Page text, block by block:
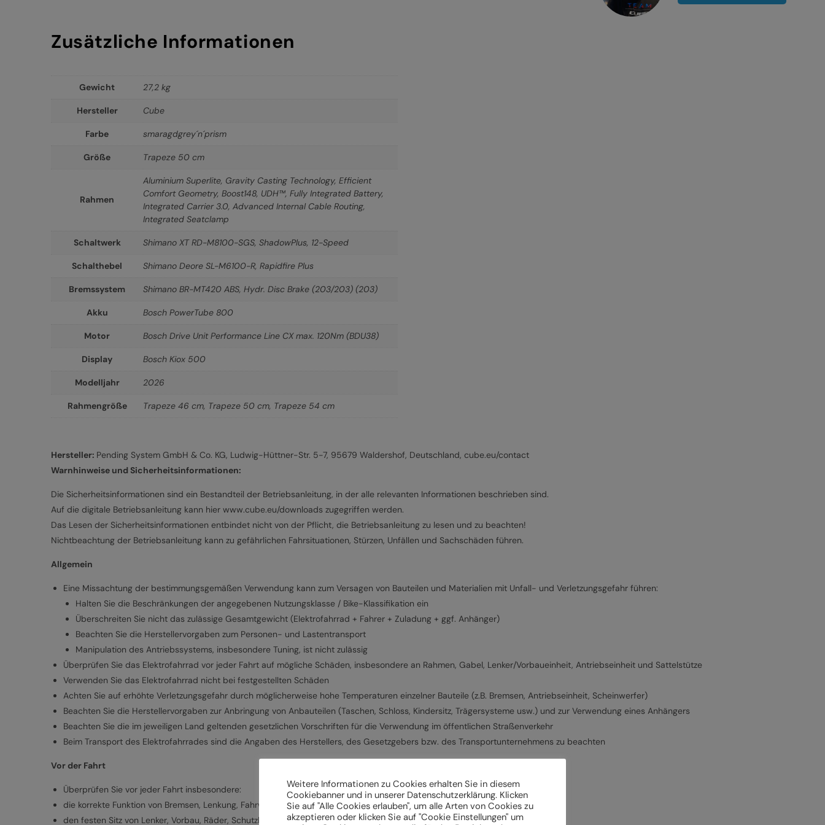
Zusätzliche Informationen
Gewicht 27,2 kg
Hersteller Cube
Farbe smaragdgrey´n´prism
Größe Trapeze 50 cm
Rahmen
Aluminium Superlite, Gravity Casting Technology, Efficient
Comfort Geometry, Boost148, UDH™, Fully Integrated Battery,
Integrated Carrier 3.0, Advanced Internal Cable Routing,
Integrated Seatclamp
Schaltwerk Shimano XT RD-M8100-SGS, ShadowPlus, 12-Speed
Schalthebel Shimano Deore SL-M6100-R, Rapidfire Plus
Bremssystem Shimano BR-MT420 ABS, Hydr. Disc Brake (203/203) (203)
Akku Bosch PowerTube 800
Motor Bosch Drive Unit Performance Line CX max. 120Nm (BDU38)
Display Bosch Kiox 500
Modelljahr 2026
Rahmengröße Trapeze 46 cm, Trapeze 50 cm, Trapeze 54 cm
Hersteller: Pending System GmbH & Co. KG, Ludwig-Hüttner-Str. 5-7, 95679 Waldershof, Deutschland, cube.eu/contact
Warnhinweise und Sicherheitsinformationen:
Die Sicherheitsinformationen sind ein Bestandteil der Betriebsanleitung, in der alle relevanten Informationen beschrieben sind.
Auf die digitale Betriebsanleitung kann hier www.cube.eu/downloads zugegriffen werden.
Das Lesen der Sicherheitsinformationen entbindet nicht von der Pflicht, die Betriebsanleitung zu lesen und zu beachten!
Nichtbeachtung der Betriebsanleitung kann zu gefährlichen Fahrsituationen, Stürzen, Unfällen und Sachschäden führen.
Allgemein
Eine Missachtung der bestimmungsgemäßen Verwendung kann zum Versagen von Bauteilen und Materialien mit Unfall- und Verletzungsgefahr führen:
Halten Sie die Beschränkungen der angegebenen Nutzungsklasse / Bike-Klassifikation ein
Überschreiten Sie nicht das zulässige Gesamtgewicht (Elektrofahrrad + Fahrer + Zuladung + ggf. Anhänger)
Beachten Sie die Herstellervorgaben zum Personen- und Lastentransport
Manipulation des Antriebssystems, insbesondere Tuning, ist nicht zulässig
Überprüfen Sie das Elektrofahrrad vor jeder Fahrt auf mögliche Schäden, insbesondere an Rahmen, Gabel, Lenker/Vorbaueinheit, Antriebseinheit und Sattelstütze
Verwenden Sie das Elektrofahrrad nicht bei festgestellten Schäden
Achten Sie auf erhöhte Verletzungsgefahr durch möglicherweise hohe Temperaturen einzelner Bauteile (z.B. Bremsen, Antriebseinheit, Scheinwerfer)
Beachten Sie die Herstellervorgaben zur Anbringung von Anbauteilen (Taschen, Schloss, Kindersitz, Trägersysteme usw.) und zur Verwendung eines Anhängers
Beachten Sie die im jeweiligen Land geltenden gesetzlichen Vorschriften für die Verwendung im öffentlichen Straßenverkehr
Beim Transport des Elektrofahrrades sind die Angaben des Herstellers, des Gesetzgebers bzw. des Transportunternehmens zu beachten
Vor der Fahrt
Überprüfen Sie vor jeder Fahrt insbesondere:
die korrekte Funktion von Bremsen, Lenkung, Fahrwerk und Beleuchtung,
den festen Sitz von Lenker, Vorbau, Räder, Schutzblech und Pedale sowie
Weitere Informationen zu Cookies erhalten Sie in diesem
Cookiebanner und in unserer Datenschutzerklärung. Klicken
Sie auf "Alle Cookies erlauben", um alle Arten von Cookies zu
akzeptieren oder klicken Sie auf "Cookie Einstellungen" um